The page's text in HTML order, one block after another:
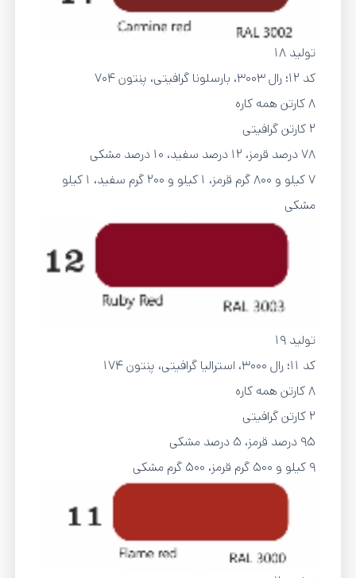
تولید 18
کد 12؛ رال ۳۰۰۳، بارسلونا گرافیتی، پنتون 704
8 کارتن همه کاره
2 کارتن گرافیتی
78 درصد قرمز، 12 درصد سفید، 10 درصد مشکی
7 کیلو و 800 گرم قرمز، 1 کیلو و 200 گرم سفید، 1 کیلو
مشکی
تولید 19
کد 11؛ رال ۳۰۰۰، استرالیا گرافیتی، پنتون 174
8 کارتن همه کاره
2 کارتن گرافیتی
95 درصد قرمز، 5 درصد مشکی
9 کیلو و 500 گرم قرمز، 500 گرم مشکی